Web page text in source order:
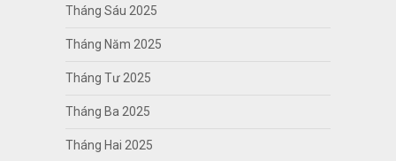
Tháng Sáu 2025
Tháng Năm 2025
Tháng Tư 2025
Tháng Ba 2025
Tháng Hai 2025